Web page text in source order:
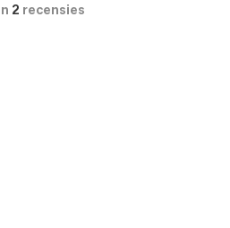
2 recensies